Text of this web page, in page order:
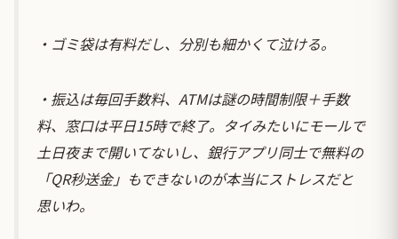
・ゴミ袋は有料だし、分別も細かくて泣ける。
・振込は毎回手数料、ATMは謎の時間制限＋手数
料、窓口は平日15時で終了。タイみたいにモールで
土日夜まで開いてないし、銀行アプリ同士で無料の
「QR秒送金」もできないのが本当にストレスだと
思いわ。